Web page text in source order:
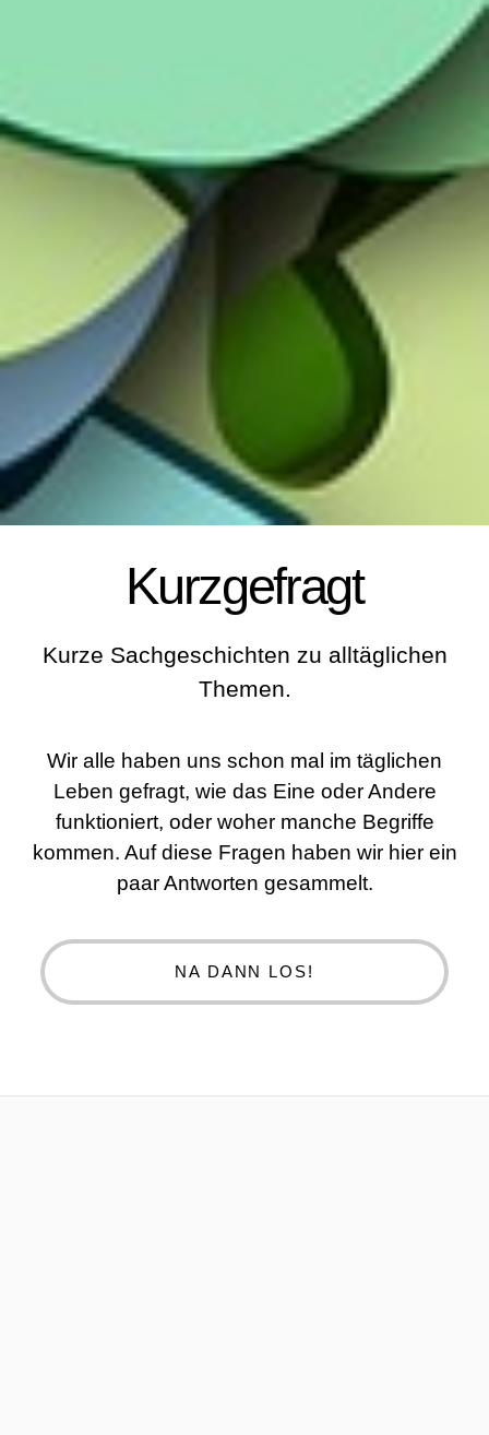
Kurzgefragt
Kurze Sachgeschichten zu alltäglichen
Themen.
Wir alle haben uns schon mal im täglichen
Leben gefragt, wie das Eine oder Andere
funktioniert, oder woher manche Begriffe
kommen. Auf diese Fragen haben wir hier ein
paar Antworten gesammelt.
NA DANN LOS!